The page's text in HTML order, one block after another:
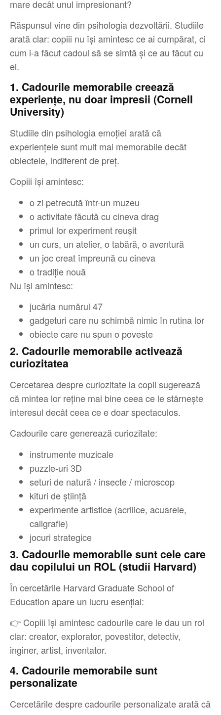
mare decât unul impresionant?
Răspunsul vine din psihologia dezvoltării. Studiile
arată clar: copiii nu își amintesc ce ai cumpărat, ci
cum i-a făcut cadoul să se simtă și ce au făcut cu
el.
1. Cadourile memorabile creează
experiențe, nu doar impresii (Cornell
University)
Studiile din psihologia emoției arată că
experiențele sunt mult mai memorabile decât
obiectele, indiferent de preț.
Copiii își amintesc:
o zi petrecută într-un muzeu
o activitate făcută cu cineva drag
primul lor experiment reușit
un curs, un atelier, o tabără, o aventură
un joc creat împreună cu cineva
o tradiție nouă
Nu își amintesc:
jucăria numărul 47
gadgeturi care nu schimbă nimic în rutina lor
obiecte care nu spun o poveste
2. Cadourile memorabile activează
curiozitatea
Cercetarea despre curiozitate la copii sugerează
că mintea lor reține mai bine ceea ce le stârnește
interesul decât ceea ce e doar spectaculos.
Cadourile care generează curiozitate:
instrumente muzicale
puzzle-uri 3D
seturi de natură / insecte / microscop
kituri de știință
experimente artistice (acrilice, acuarele,
caligrafie)
jocuri strategice
3. Cadourile memorabile sunt cele care
dau copilului un ROL (studii Harvard)
În cercetările Harvard Graduate School of
Education apare un lucru esențial:
👉 Copiii își amintesc cadourile care le dau un rol
clar: creator, explorator, povestitor, detectiv,
inginer, artist, inventator.
4. Cadourile memorabile sunt
personalizate
Cercetările despre cadourile personalizate arată că